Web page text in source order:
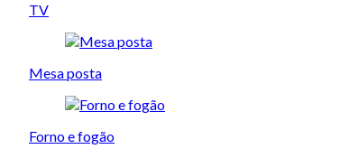
TV
Mesa posta
Forno e fogão